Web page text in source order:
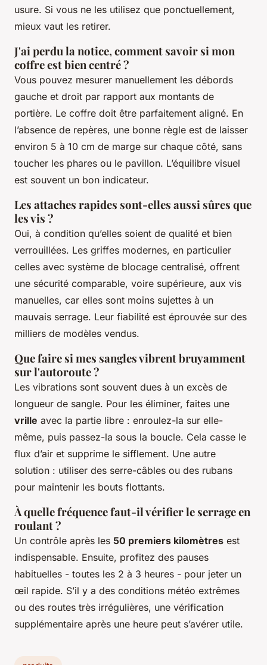
usure. Si vous ne les utilisez que ponctuellement,
mieux vaut les retirer.
J'ai perdu la notice, comment savoir si mon
coffre est bien centré ?
Vous pouvez mesurer manuellement les débords
gauche et droit par rapport aux montants de
portière. Le coffre doit être parfaitement aligné. En
l’absence de repères, une bonne règle est de laisser
environ 5 à 10 cm de marge sur chaque côté, sans
toucher les phares ou le pavillon. L’équilibre visuel
est souvent un bon indicateur.
Les attaches rapides sont-elles aussi sûres que
les vis ?
Oui, à condition qu’elles soient de qualité et bien
verrouillées. Les griffes modernes, en particulier
celles avec système de blocage centralisé, offrent
une sécurité comparable, voire supérieure, aux vis
manuelles, car elles sont moins sujettes à un
mauvais serrage. Leur fiabilité est éprouvée sur des
milliers de modèles vendus.
Que faire si mes sangles vibrent bruyamment
sur l'autoroute ?
Les vibrations sont souvent dues à un excès de
longueur de sangle. Pour les éliminer, faites une
vrille avec la partie libre : enroulez-la sur elle-
même, puis passez-la sous la boucle. Cela casse le
flux d’air et supprime le sifflement. Une autre
solution : utiliser des serre-câbles ou des rubans
pour maintenir les bouts flottants.
À quelle fréquence faut-il vérifier le serrage en
roulant ?
Un contrôle après les 50 premiers kilomètres est
indispensable. Ensuite, profitez des pauses
habituelles - toutes les 2 à 3 heures - pour jeter un
œil rapide. S’il y a des conditions météo extrêmes
ou des routes très irrégulières, une vérification
supplémentaire après une heure peut s’avérer utile.